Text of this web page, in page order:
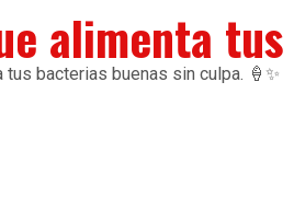
alimenta
bacterias buenas sin culpa. 🍦✨